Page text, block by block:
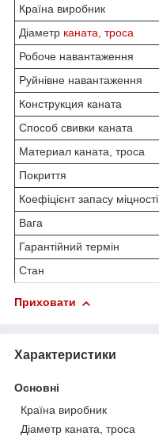
Країна виробник
Діаметр каната, троса
Робоче навантаження
Руйнівне навантаження
Конструкция каната
Способ свивки каната
Материал каната, троса
Покриття
Коефіцієнт запасу міцності
Вага
Гарантійний термін
Стан
Приховати
Характеристики
Основні
Країна виробник
Діаметр каната, троса